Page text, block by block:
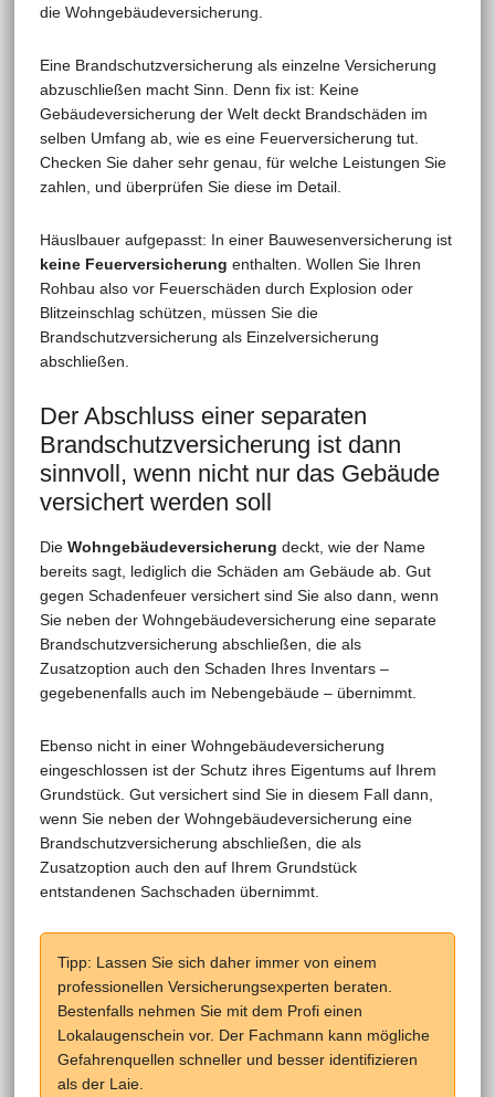
die Wohngebäudeversicherung.
Eine Brandschutzversicherung als einzelne Versicherung
abzuschließen macht Sinn. Denn fix ist: Keine
Gebäudeversicherung der Welt deckt Brandschäden im
selben Umfang ab, wie es eine Feuerversicherung tut.
Checken Sie daher sehr genau, für welche Leistungen Sie
zahlen, und überprüfen Sie diese im Detail.
Häuslbauer aufgepasst: In einer Bauwesenversicherung ist
keine Feuerversicherung enthalten. Wollen Sie Ihren
Rohbau also vor Feuerschäden durch Explosion oder
Blitzeinschlag schützen, müssen Sie die
Brandschutzversicherung als Einzelversicherung
abschließen.
Der Abschluss einer separaten
Brandschutzversicherung ist dann
sinnvoll, wenn nicht nur das Gebäude
versichert werden soll
Die Wohngebäudeversicherung deckt, wie der Name
bereits sagt, lediglich die Schäden am Gebäude ab. Gut
gegen Schadenfeuer versichert sind Sie also dann, wenn
Sie neben der Wohngebäudeversicherung eine separate
Brandschutzversicherung abschließen, die als
Zusatzoption auch den Schaden Ihres Inventars –
gegebenenfalls auch im Nebengebäude – übernimmt.
Ebenso nicht in einer Wohngebäudeversicherung
eingeschlossen ist der Schutz ihres Eigentums auf Ihrem
Grundstück. Gut versichert sind Sie in diesem Fall dann,
wenn Sie neben der Wohngebäudeversicherung eine
Brandschutzversicherung abschließen, die als
Zusatzoption auch den auf Ihrem Grundstück
entstandenen Sachschaden übernimmt.
Tipp: Lassen Sie sich daher immer von einem
professionellen Versicherungsexperten beraten.
Bestenfalls nehmen Sie mit dem Profi einen
Lokalaugenschein vor. Der Fachmann kann mögliche
Gefahrenquellen schneller und besser identifizieren
als der Laie.